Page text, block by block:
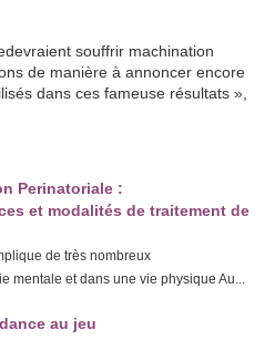
souffrir machination
de manière à annoncer encore
dans ces fameuse résultats »,
Perinatoriale :
et modalités de traitement de
de très nombreux
mentale et dans une vie physique Au...
au jeu